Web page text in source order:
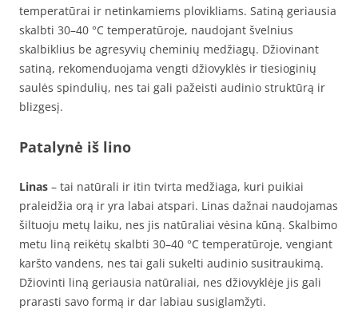
temperatūrai ir netinkamiems plovikliams. Satiną geriausia
skalbti 30–40 °C temperatūroje, naudojant švelnius
skalbiklius be agresyvių cheminių medžiagų. Džiovinant
satiną, rekomenduojama vengti džiovyklės ir tiesioginių
saulės spindulių, nes tai gali pažeisti audinio struktūrą ir
blizgesį.
Patalynė iš lino
Linas – tai natūrali ir itin tvirta medžiaga, kuri puikiai
praleidžia orą ir yra labai atspari. Linas dažnai naudojamas
šiltuoju metų laiku, nes jis natūraliai vėsina kūną. Skalbimo
metu liną reikėtų skalbti 30–40 °C temperatūroje, vengiant
karšto vandens, nes tai gali sukelti audinio susitraukimą.
Džiovinti liną geriausia natūraliai, nes džiovyklėje jis gali
prarasti savo formą ir dar labiau susiglamžyti.